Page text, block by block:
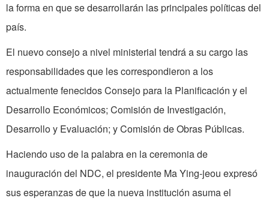
la forma en que se desarrollarán las principales políticas del
país.
El nuevo consejo a nivel ministerial tendrá a su cargo las
responsabilidades que les correspondieron a los
actualmente fenecidos Consejo para la Planificación y el
Desarrollo Económicos; Comisión de Investigación,
Desarrollo y Evaluación; y Comisión de Obras Públicas.
Haciendo uso de la palabra en la ceremonia de
inauguración del NDC, el presidente Ma Ying-jeou expresó
sus esperanzas de que la nueva institución asuma el